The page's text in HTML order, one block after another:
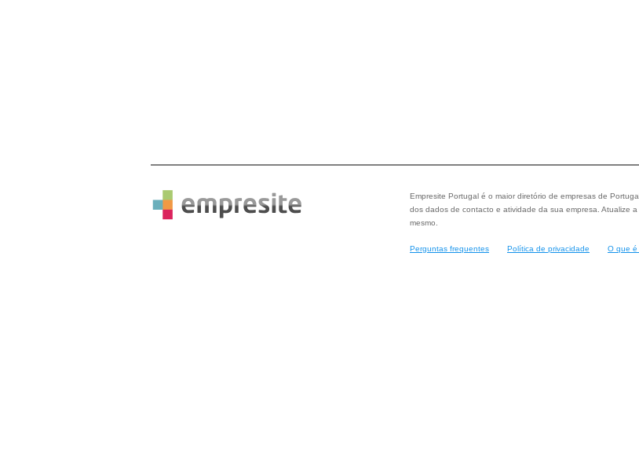
Empresite Portugal é o maior diretório de empresas de
dos dados de contacto e atividade da sua empresa. Atualize
mesmo.
Perguntas frequentes Política de privacidade O que é